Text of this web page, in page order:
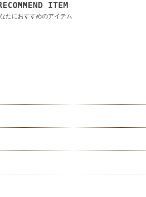
ITEM
たにおすすめのアイテム